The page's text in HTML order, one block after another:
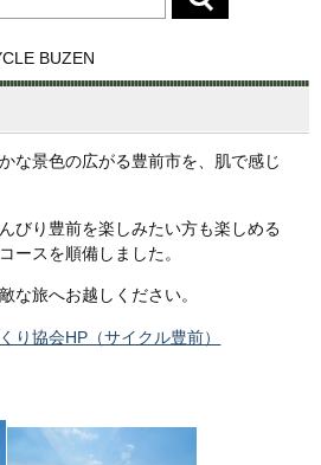
BUZEN
な景色の広がる豊前市を、肌で感じ
びり豊前を楽しみたい方も楽しめる
ースを順備しました。
な旅へお越しください。
り協会HP（サイクル豊前）